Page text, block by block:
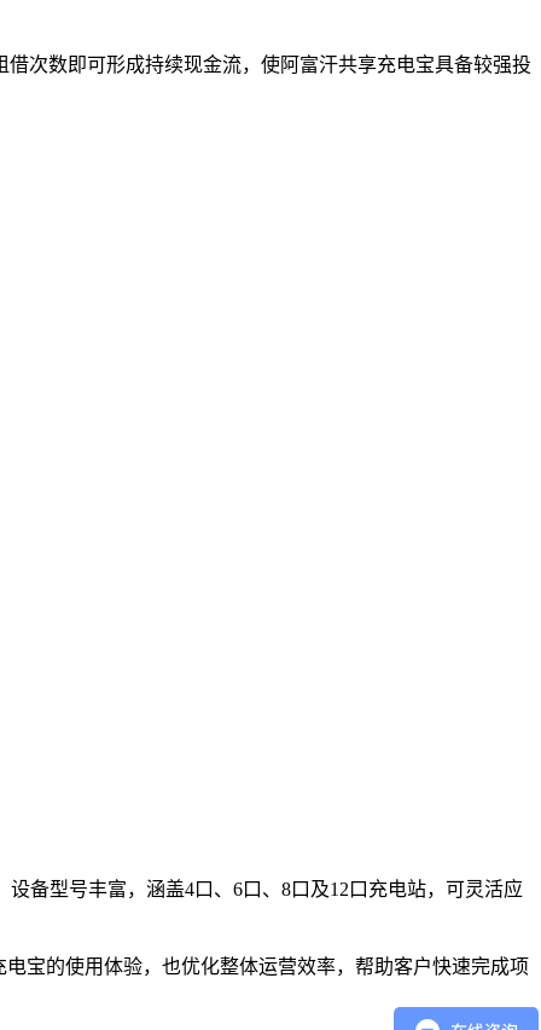
次数即可形成持续现金流，使阿富汗共享充电宝具备较强投
设备型号丰富，涵盖4口、6口、8口及12口充电站，可灵活应
宝的使用体验，也优化整体运营效率，帮助客户快速完成项